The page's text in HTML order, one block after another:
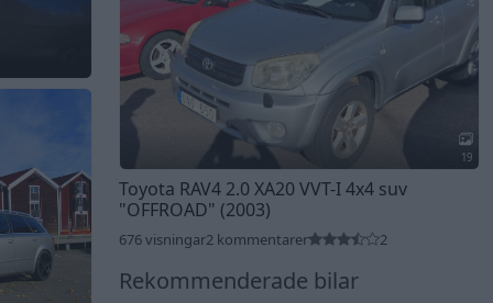
19
Toyota RAV4 2.0 XA20 VVT-I 4x4 suv
"OFFROAD" (2003)
676 visningar2 kommentarer 2
Rekommenderade bilar